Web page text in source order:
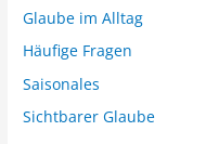
Glaube im Alltag
Häufige Fragen
Saisonales
Sichtbarer Glaube